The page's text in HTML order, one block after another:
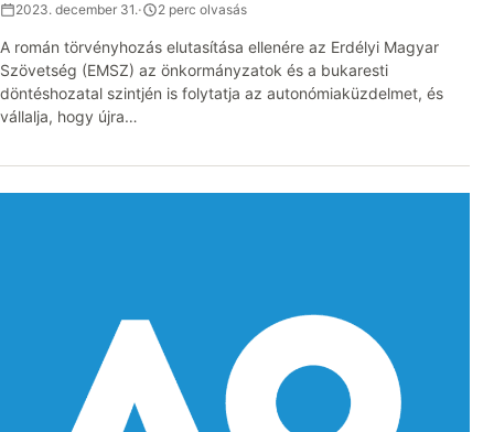
2023. december 31.· 2 perc olvasás
A román törvényhozás elutasítása ellenére az Erdélyi Magyar
Szövetség (EMSZ) az önkormányzatok és a bukaresti
döntéshozatal szintjén is folytatja az autonómiaküzdelmet, és
vállalja, hogy újra…